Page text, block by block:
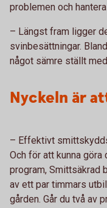
problemen och
– Längst fram ligger
svinbesättningar.
något sämre ställt
Nyckeln är
– Effektivt
Och för att kunna
program, Smittsäkrad
av ett par timmars
gården. Går du två av